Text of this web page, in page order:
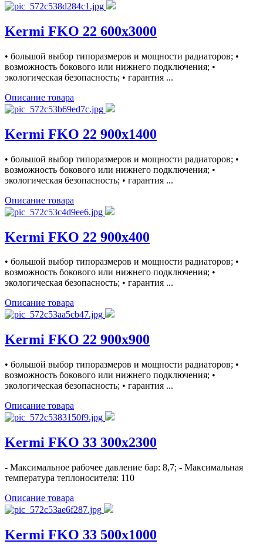
Kermi FKO 22 600x3000
• большой выбор типоразмеров и мощности радиаторов; •
возможность бокового или нижнего подключения; •
экологическая безопасность; • гарантия ...
Описание товара
Kermi FKO 22 900x1400
• большой выбор типоразмеров и мощности радиаторов; •
возможность бокового или нижнего подключения; •
экологическая безопасность; • гарантия ...
Описание товара
Kermi FKO 22 900x400
• большой выбор типоразмеров и мощности радиаторов; •
возможность бокового или нижнего подключения; •
экологическая безопасность; • гарантия ...
Описание товара
Kermi FKO 22 900x900
• большой выбор типоразмеров и мощности радиаторов; •
возможность бокового или нижнего подключения; •
экологическая безопасность; • гарантия ...
Описание товара
Kermi FKO 33 300x2300
- Максимальное рабочее давление бар: 8,7; - Максимальная
температура теплоносителя: 110
Описание товара
Kermi FKO 33 500x1000